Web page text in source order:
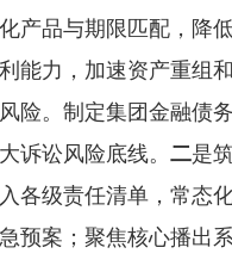
产品与期限匹配，降
能力，加速资产重组
险。制定集团金融债
诉讼风险底线。 二是
各级责任清单，常态
预案；聚焦核心播出